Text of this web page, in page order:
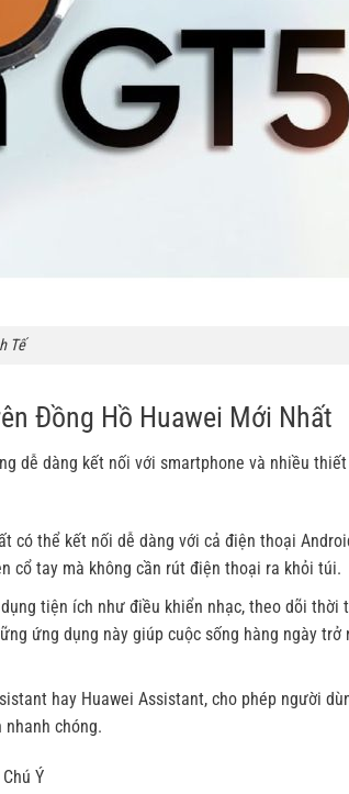
Tế
Đồng Hồ Huawei Mới Nhất
dễ dàng kết nối với smartphone và nhiều
có thể kết nối dễ dàng với cả điện thoại
cổ tay mà không cần rút điện thoại ra khỏi túi.
tiện ích như điều khiển nhạc, theo dõi thời
ứng dụng này giúp cuộc sống hàng ngày trở
hay Huawei Assistant, cho phép người
chóng.
Ý